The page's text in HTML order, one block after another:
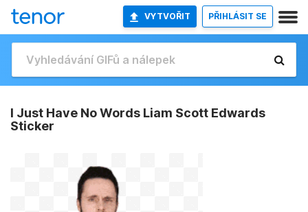
VYTVOŘIT PŘIHLÁSIT SE
I Just Have No Words Liam Scott Edwards
Sticker